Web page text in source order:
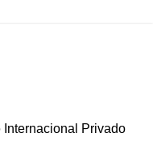
Privado